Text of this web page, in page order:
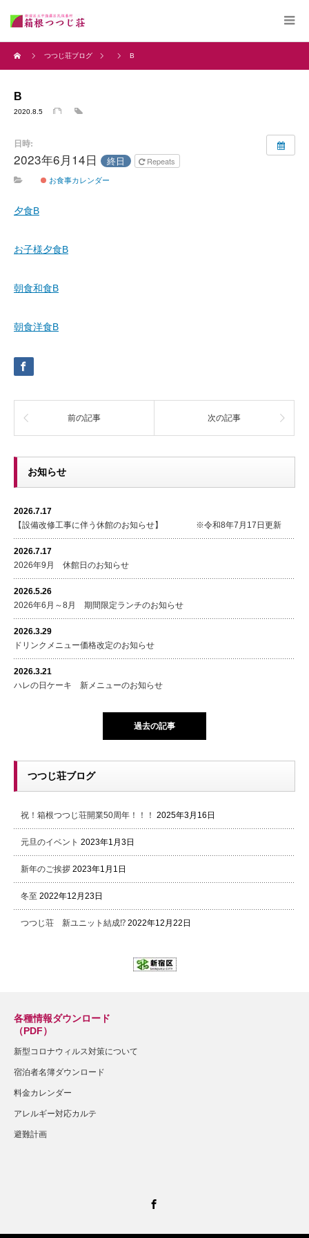
つつじ荘ブログ B
B
2020.8.5
日時:
2023年6月14日 終日
Repeats
お食事カレンダー
夕食B
お子様夕食B
朝食和食B
朝食洋食B
前の記事 次の記事
お知らせ
2026.7.17
【設備改修工事に伴う休館のお知らせ】 ※令和8年7月17日更新
2026.7.17
2026年9月 休館日のお知らせ
2026.5.26
2026年6月～8月 期間限定ランチのお知らせ
2026.3.29
ドリンクメニュー価格改定のお知らせ
2026.3.21
ハレの日ケーキ 新メニューのお知らせ
過去の記事
つつじ荘ブログ
祝！箱根つつじ荘開業50周年！！！ 2025年3月16日
元旦のイベント 2023年1月3日
新年のご挨拶 2023年1月1日
冬至 2022年12月23日
つつじ荘 新ユニット結成⁉ 2022年12月22日
各種情報ダウンロード
（PDF）
新型コロナウィルス対策について
宿泊者名簿ダウンロード
料金カレンダー
アレルギー対応カルテ
避難計画